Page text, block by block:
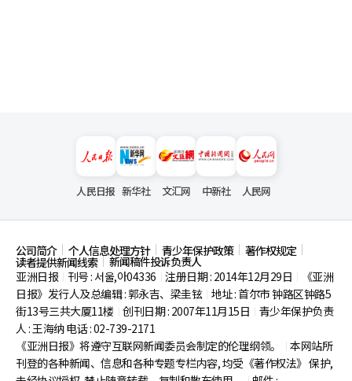
人民日报 新华社 文汇网 中新社 人民网
公司简介 个人信息处理方针 青少年保护政策 著作权规定
读者提供新闻线索
新闻稿件投诉负责人
亚洲日报
刊号 : 서울,아04336 注册日期 : 2014年12月29日
《亚洲
日报》发行人及总编辑 : 郭永吉、梁圭铉 地址 : 首尔市钟路区钟路5
街13号三共大厦11楼 创刊日期 : 2007年11月15日
青少年保护负责
人 : 王海纳 电话 : 02-739-2171
《亚洲日报》将遵守互联网新闻委员会制定的伦理纲领。
本网站所
刊登的各种新闻、信息和各种专题专栏内容, 均受《著作权法》 保护,